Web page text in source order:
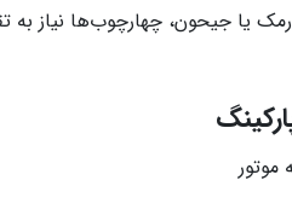
یا جیحون، چهارچوب‌ها نیاز به
موتور